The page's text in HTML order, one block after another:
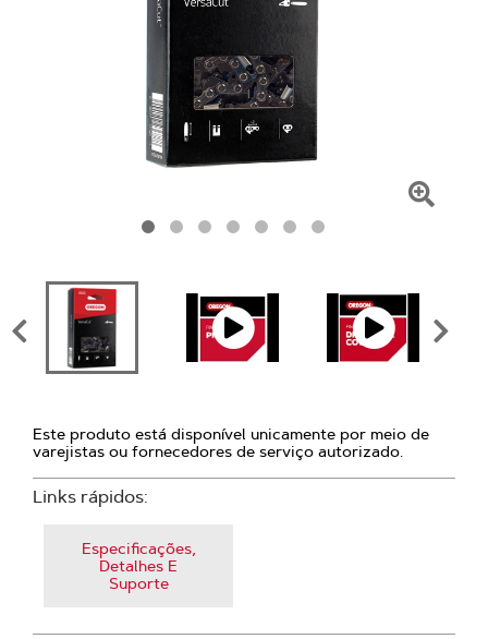
Este produto está disponível unicamente por meio de
varejistas ou fornecedores de serviço autorizado.
Links rápidos:
Especificações,
Detalhes E
Suporte